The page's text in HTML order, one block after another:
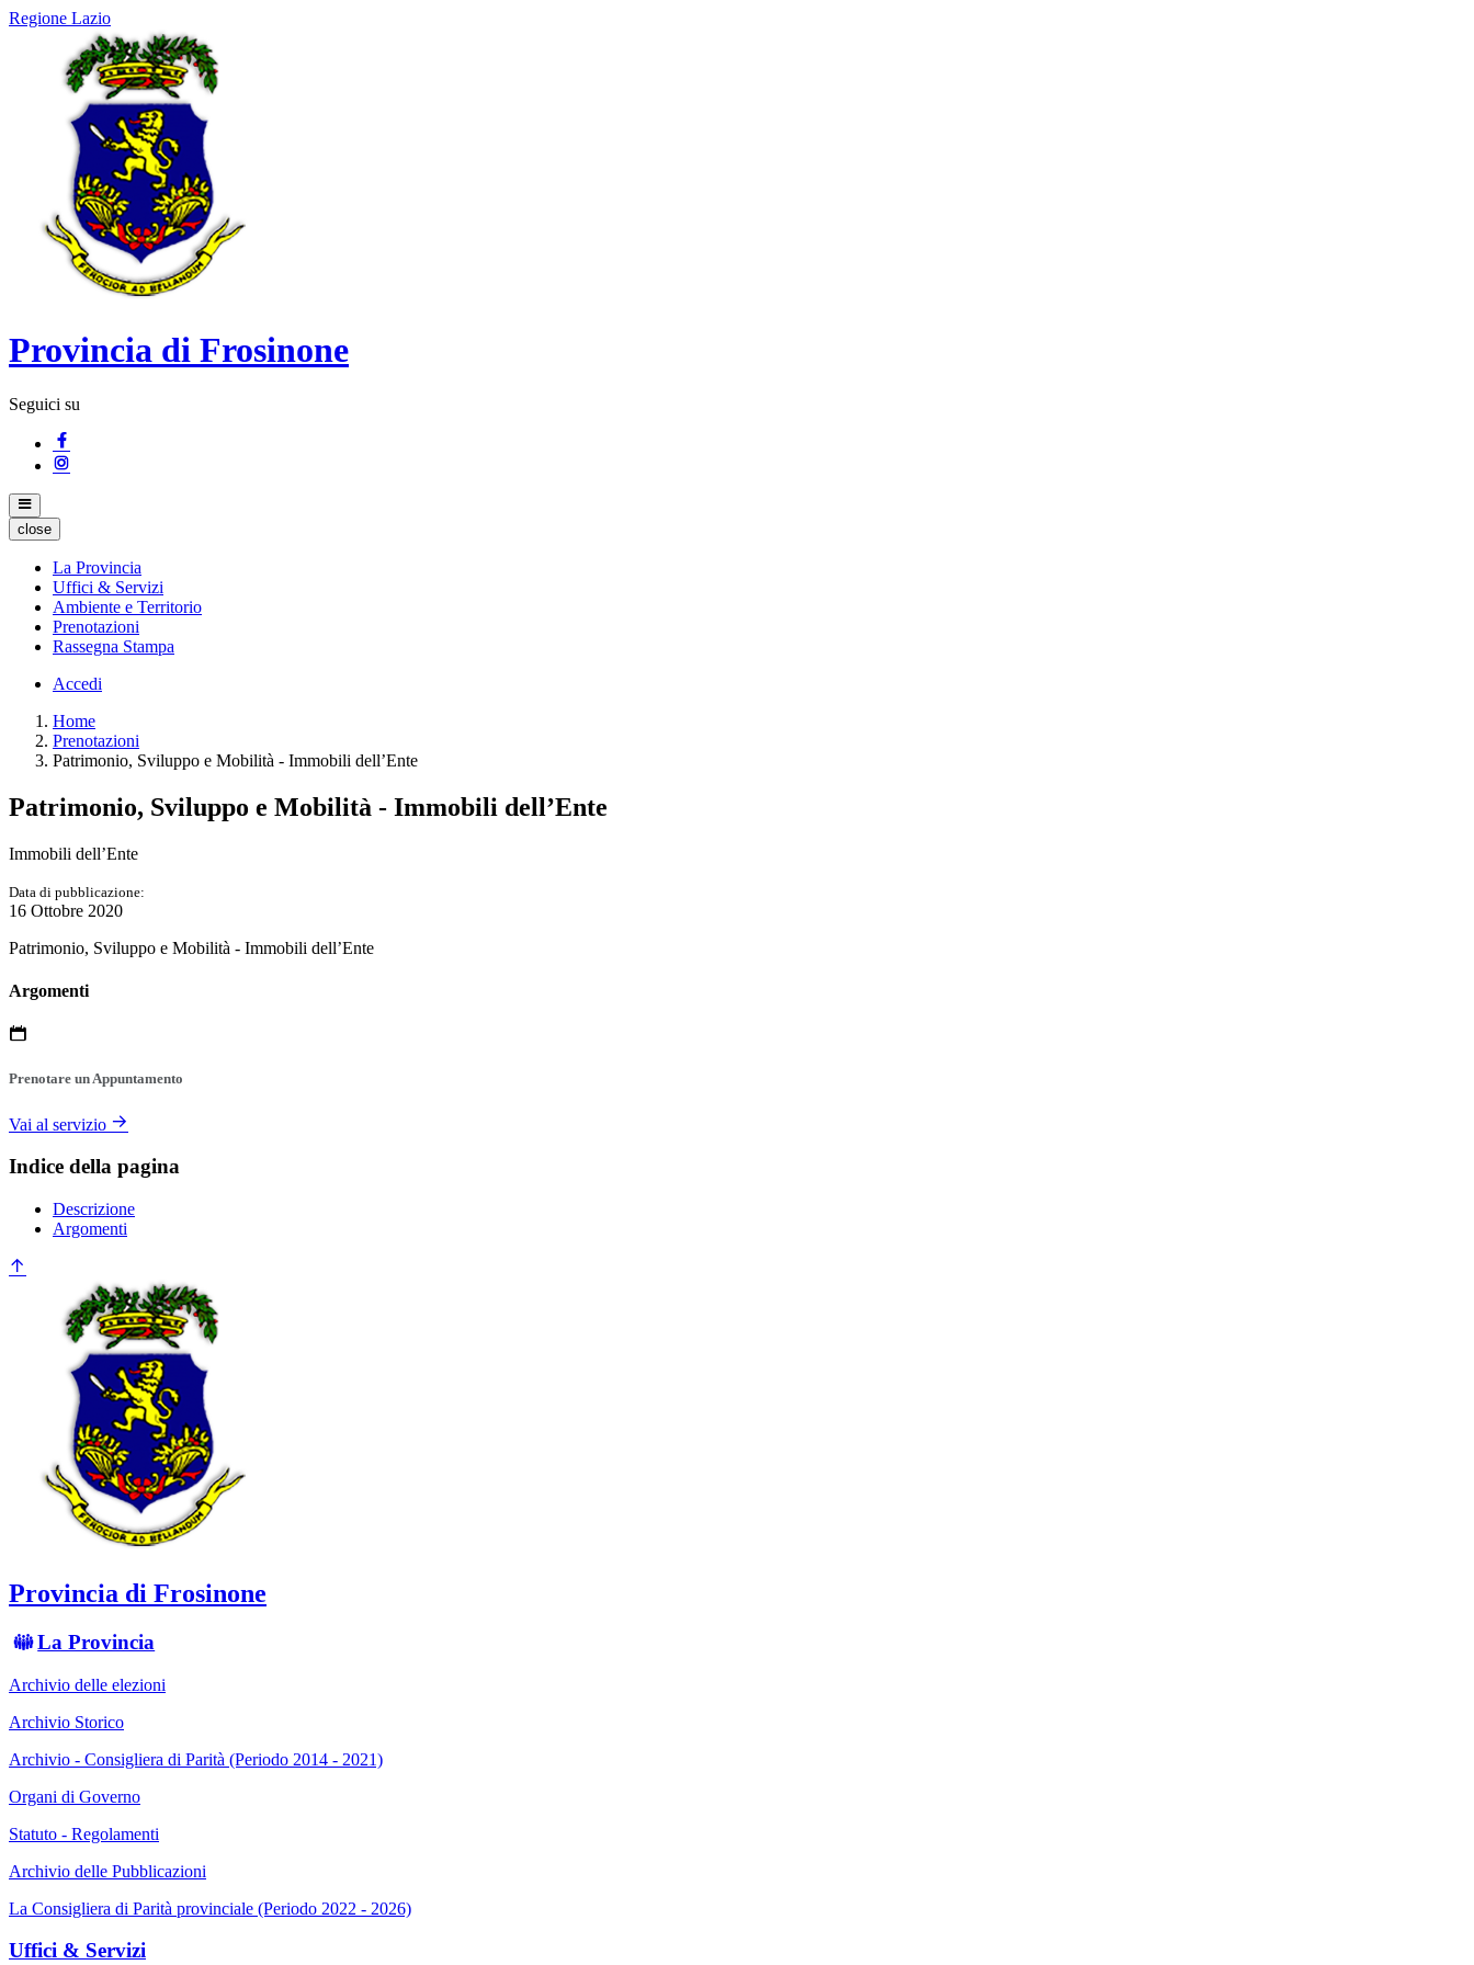
Regione Lazio
Provincia di Frosinone
Seguici su
close
La Provincia
Uffici & Servizi
Ambiente e Territorio
Prenotazioni
Rassegna Stampa
Accedi
Home
Prenotazioni
Patrimonio, Sviluppo e Mobilità - Immobili dell’Ente
Patrimonio, Sviluppo e Mobilità - Immobili dell’Ente
Immobili dell’Ente
Data di pubblicazione:
16 Ottobre 2020
Patrimonio, Sviluppo e Mobilità - Immobili dell’Ente
Argomenti
Prenotare un Appuntamento
Vai al servizio
Indice della pagina
Descrizione
Argomenti
Provincia di Frosinone
La Provincia
Archivio delle elezioni
Archivio Storico
Archivio - Consigliera di Parità (Periodo 2014 - 2021)
Organi di Governo
Statuto - Regolamenti
Archivio delle Pubblicazioni
La Consigliera di Parità provinciale (Periodo 2022 - 2026)
Uffici & Servizi